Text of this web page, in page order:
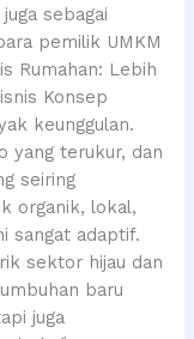
sebagai
pemilik UMKM
Rumahan: Lebih
Konsep
keunggulan.
yang terukur, dan
seiring
organik, lokal,
sangat adaptif.
sektor hijau dan
baru
juga